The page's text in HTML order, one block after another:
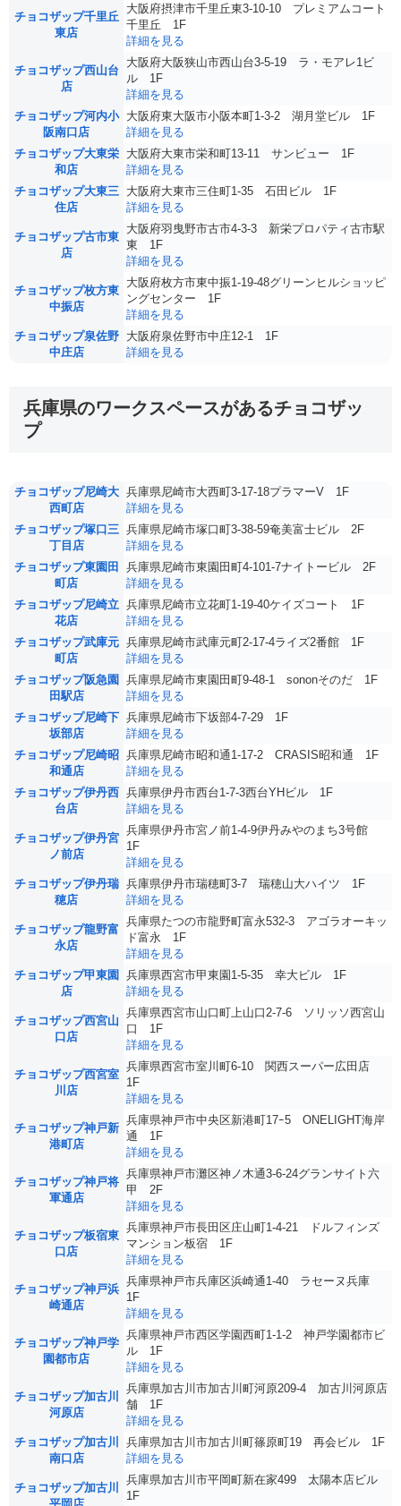
チョコザップ千里丘
東店
大阪府摂津市千里丘東3-10-10 プレミアムコート
千里丘 1F
詳細を見る
チョコザップ西山台
店
大阪府大阪狭山市西山台3-5-19 ラ・モアレ1ビ
ル 1F
詳細を見る
チョコザップ河内小
阪南口店
大阪府東大阪市小阪本町1-3-2 湖月堂ビル 1F
詳細を見る
チョコザップ大東栄
和店
大阪府大東市栄和町13-11 サンビュー 1F
詳細を見る
チョコザップ大東三
住店
大阪府大東市三住町1-35 石田ビル 1F
詳細を見る
チョコザップ古市東
店
大阪府羽曳野市古市4-3-3 新栄プロパティ古市駅
東 1F
詳細を見る
チョコザップ枚方東
中振店
大阪府枚方市東中振1-19-48グリーンヒルショッピ
ングセンター 1F
詳細を見る
チョコザップ泉佐野
中庄店
大阪府泉佐野市中庄12-1 1F
詳細を見る
兵庫県のワークスペースがあるチョコザッ
プ
チョコザップ尼崎大
西町店
兵庫県尼崎市大西町3-17-18プラマーV 1F
詳細を見る
チョコザップ塚口三
丁目店
兵庫県尼崎市塚口町3-38-59奄美富士ビル 2F
詳細を見る
チョコザップ東園田
町店
兵庫県尼崎市東園田町4-101-7ナイトービル 2F
詳細を見る
チョコザップ尼崎立
花店
兵庫県尼崎市立花町1-19-40ケイズコート 1F
詳細を見る
チョコザップ武庫元
町店
兵庫県尼崎市武庫元町2-17-4ライズ2番館 1F
詳細を見る
チョコザップ阪急園
田駅店
兵庫県尼崎市東園田町9-48-1 sononそのだ 1F
詳細を見る
チョコザップ尼崎下
坂部店
兵庫県尼崎市下坂部4-7-29 1F
詳細を見る
チョコザップ尼崎昭
和通店
兵庫県尼崎市昭和通1-17-2 CRASIS昭和通 1F
詳細を見る
チョコザップ伊丹西
台店
兵庫県伊丹市西台1-7-3西台YHビル 1F
詳細を見る
チョコザップ伊丹宮
ノ前店
兵庫県伊丹市宮ノ前1-4-9伊丹みやのまち3号館
1F
詳細を見る
チョコザップ伊丹瑞
穂店
兵庫県伊丹市瑞穂町3-7 瑞穂山大ハイツ 1F
詳細を見る
チョコザップ龍野富
永店
兵庫県たつの市龍野町富永532-3 アゴラオーキッ
ド富永 1F
詳細を見る
チョコザップ甲東園
店
兵庫県西宮市甲東園1-5-35 幸大ビル 1F
詳細を見る
チョコザップ西宮山
口店
兵庫県西宮市山口町上山口2-7-6 ソリッソ西宮山
口 1F
詳細を見る
チョコザップ西宮室
川店
兵庫県西宮市室川町6-10 関西スーパー広田店
1F
詳細を見る
チョコザップ神戸新
港町店
兵庫県神戸市中央区新港町17ｰ5 ONELIGHT海岸
通 1F
詳細を見る
チョコザップ神戸将
軍通店
兵庫県神戸市灘区神ノ木通3-6-24グランサイト六
甲 2F
詳細を見る
チョコザップ板宿東
口店
兵庫県神戸市長田区庄山町1-4-21 ドルフィンズ
マンション板宿 1F
詳細を見る
チョコザップ神戸浜
崎通店
兵庫県神戸市兵庫区浜崎通1-40 ラセーヌ兵庫
1F
詳細を見る
チョコザップ神戸学
園都市店
兵庫県神戸市西区学園西町1-1-2 神戸学園都市ビ
ル 1F
詳細を見る
チョコザップ加古川
河原店
兵庫県加古川市加古川町河原209-4 加古川河原店
舗 1F
詳細を見る
チョコザップ加古川
南口店
兵庫県加古川市加古川町篠原町19 再会ビル 1F
詳細を見る
チョコザップ加古川
兵庫県加古川市平岡町新在家499 太陽本店ビル
1F